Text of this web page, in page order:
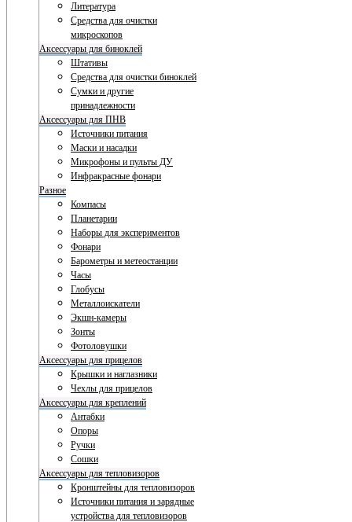
Литература
Средства для очистки
микроскопов
Аксессуары для биноклей
Штативы
Средства для очистки биноклей
Сумки и другие
принадлежности
Аксессуары для ПНВ
Источники питания
Маски и насадки
Микрофоны и пульты ДУ
Инфракрасные фонари
Разное
Компасы
Планетарии
Наборы для экспериментов
Фонари
Барометры и метеостанции
Часы
Глобусы
Металлоискатели
Экшн-камеры
Зонты
Фотоловушки
Аксессуары для прицелов
Крышки и наглазники
Чехлы для прицелов
Аксессуары для креплений
Антабки
Опоры
Ручки
Сошки
Аксессуары для тепловизоров
Кронштейны для тепловизоров
Источники питания и зарядные
устройства для тепловизоров